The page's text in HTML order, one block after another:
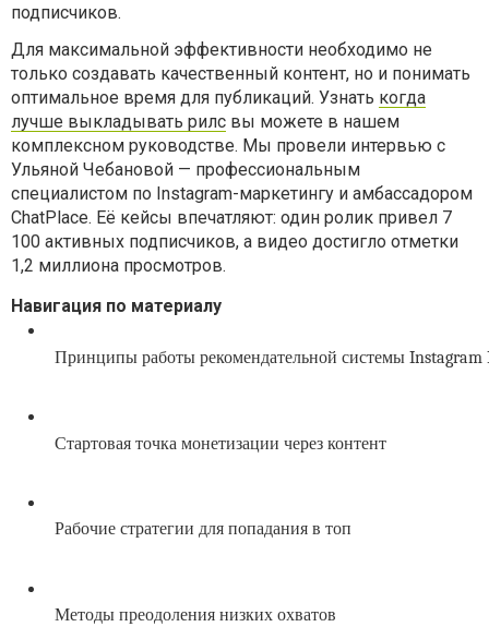
подписчиков.
Для максимальной эффективности необходимо не
только создавать качественный контент, но и понимать
оптимальное время для публикаций. Узнать когда
лучше выкладывать рилс вы можете в нашем
комплексном руководстве. Мы провели интервью с
Ульяной Чебановой — профессиональным
специалистом по Instagram-маркетингу и амбассадором
ChatPlace. Её кейсы впечатляют: один ролик привел 7
100 активных подписчиков, а видео достигло отметки
1,2 миллиона просмотров.
Навигация по материалу
Принципы работы рекомендательной системы Instagram
Стартовая точка монетизации через контент
Рабочие стратегии для попадания в топ
Методы преодоления низких охватов